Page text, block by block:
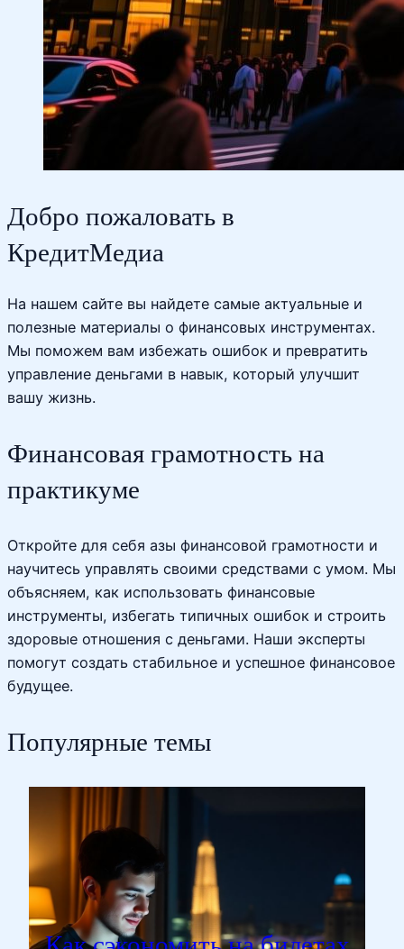
Добро пожаловать в
КредитМедиа
На нашем сайте вы найдете самые актуальные и
полезные материалы о финансовых инструментах.
Мы поможем вам избежать ошибок и превратить
управление деньгами в навык, который улучшит
вашу жизнь.
Финансовая грамотность на
практикуме
Откройте для себя азы финансовой грамотности и
научитесь управлять своими средствами с умом. Мы
объясняем, как использовать финансовые
инструменты, избегать типичных ошибок и строить
здоровые отношения с деньгами. Наши эксперты
помогут создать стабильное и успешное финансовое
будущее.
Популярные темы